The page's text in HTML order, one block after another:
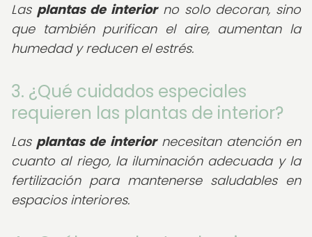
Las plantas de interiorno solo decoran, sino
que también purifican el aire, aumentan la
humedad y reducen el estrés.
3. ¿Qué cuidados especiales
requieren las plantas de interior?
Las plantas de interiornecesitan atención en
cuanto al riego, la iluminación adecuada y la
fertilización para mantenerse saludables en
espacios interiores.